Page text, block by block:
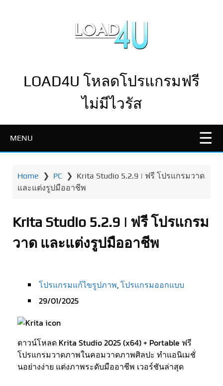
LOAD4U โหลดโปรแกรมฟรี
ไม่มีไวรัส
MENU
Home ❯ PC ❯ Krita Studio 5.2.9 | ฟรี โปรแกรมวาด
และแต่งรูปมืออาชีพ
Krita Studio 5.2.9 | ฟรี โปรแกรม
วาด และแต่งรูปมืออาชีพ
โปรแกรมแก้ไขรูปภาพ,โปรแกรมออกแบบ
29/01/2025
ดาวน์โหลด Krita Studio 2025 (x64) + Portable ฟรี
โปรแกรมวาดภาพในคอมวาดภาพศิลปะ ทำแอนิเมชั่
นอย่างง่าย แต่งภาพระดับมืออาชีพ เวอร์ชันล่าสุด